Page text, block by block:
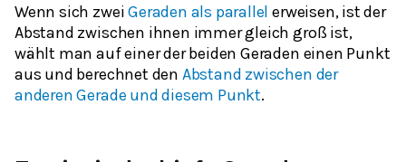
Wenn sich zweiGeraden als parallel erweisen, ist der
Abstand zwischen ihnen immer gleich groß ist,
wählt man auf einer der beiden Geraden einen Punkt
aus und berechnet den Abstand zwischen der
anderen Gerade und diesem Punkt.